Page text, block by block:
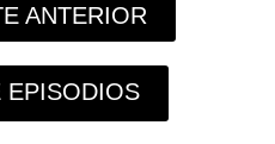
ANTERIOR
EPISODIOS